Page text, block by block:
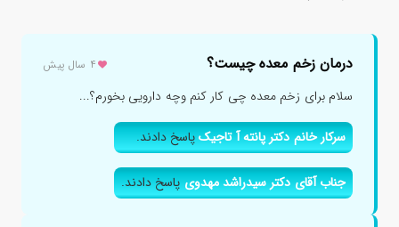
درمان زخم معده چیست؟ ۴ سال پیش
سلام برای زخم معده چی کار کنم وچه دارویی بخورم؟...
سرکار خانم دکتر پانته آ تاجیکپاسخ دادند.
جناب آقای دکتر سیدراشد مهدویپاسخ دادند.